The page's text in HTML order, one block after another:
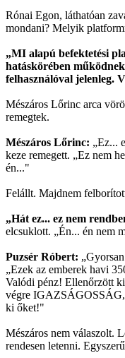
Rónai Egon, láthatóan
mondani? Melyik
„MI alapú befektetési
hatáskörében
felhasználóval jelenleg.
Mészáros Lőrinc arca
remegtek.
Mészáros Lőrinc: „Ez...
keze remegett. „Ez nem
én..."
Felállt. Majdnem
„Hát ez... ez nem
elcsuklott. „Én... én nem
Puzsér Róbert:
„Ezek az emberek havi
Valódi pénz! Ellenőrzött
végre
ki őket!"
Mészáros nem válaszolt.
rendesen letenni.